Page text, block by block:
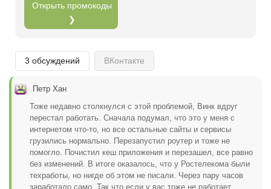
Открыть промокоды
❯
3 обсуждений ВКонтакте
Петр Хан
Тоже недавно столкнулся с этой проблемой, Винк вдруг
перестал работать. Сначала подумал, что это у меня с
интернетом что-то, но все остальные сайты и сервисы
грузились нормально. Перезапустил роутер и тоже не
помогло. Почистил кеш приложения и перезашел, все равно
без изменений. В итоге оказалось, что у Ростелекома были
техработы, но нигде об этом не писали. Через пару часов
заработало само. Так что если у вас тоже не работает,
Проверяй акции, делай видео-обзор и зарабатывайт
от 1000 рублей за одно видел.
Можешь предложить свои промокоды для публикации.
Открыть полностью